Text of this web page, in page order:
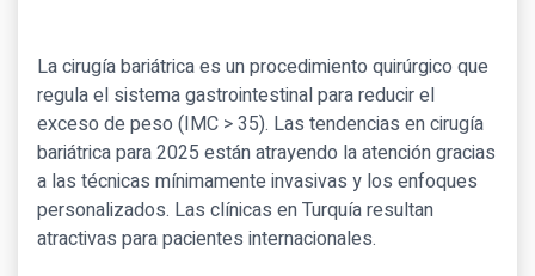
La cirugía bariátrica es un procedimiento quirúrgico que
regula el sistema gastrointestinal para reducir el
exceso de peso (IMC > 35). Las tendencias en cirugía
bariátrica para 2025 están atrayendo la atención gracias
a las técnicas mínimamente invasivas y los enfoques
personalizados. Las clínicas en Turquía resultan
atractivas para pacientes internacionales.